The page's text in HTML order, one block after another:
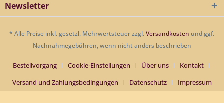
Newsletter
* Alle Preise inkl. gesetzl. Mehrwertsteuer zzgl.Versandkosten und ggf.
Nachnahmegebühren, wenn nicht anders beschrieben
Bestellvorgang Cookie-Einstellungen Über uns
Kontakt
Versand und Zahlungsbedingungen
Datenschutz Impressum